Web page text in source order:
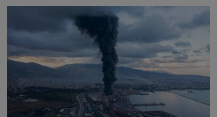
YEMEK
SPOR